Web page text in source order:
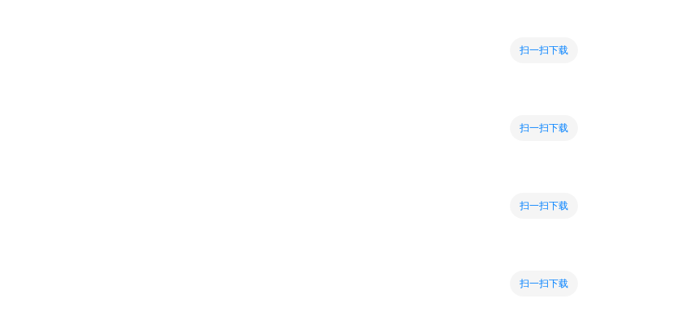
扫一扫下载
扫一扫下载
扫一扫下载
扫一扫下载